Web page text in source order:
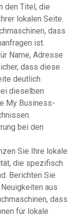
den Titel, die
lokalen Seite.
dass
ist.
Name, Adresse
dass diese
deutlich
dieselben
My Business-
bei den
Sie Ihre lokale
die spezifisch
Berichten Sie
aus
dass
für lokale